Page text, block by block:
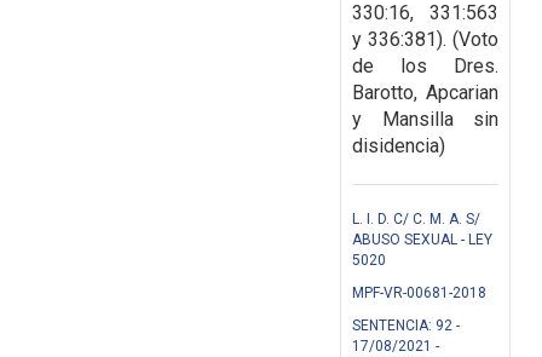
330:16, 331:563
y 336:381). (Voto
de los Dres.
Barotto, Apcarian
y Mansilla sin
disidencia)
L. I. D. C/ C. M. A. S/
ABUSO SEXUAL - LEY
5020
MPF-VR-00681-2018
SENTENCIA: 92 -
17/08/2021 -